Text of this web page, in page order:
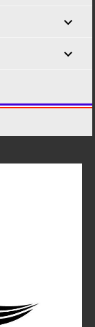

